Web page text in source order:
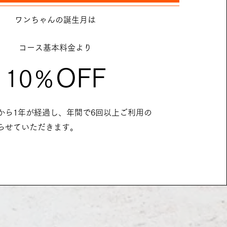
ワンちゃんの誕生月は
コース基本料金より
10％ OFF
ら1年が経過し、年間で6回以上ご利用の
せていただきます。